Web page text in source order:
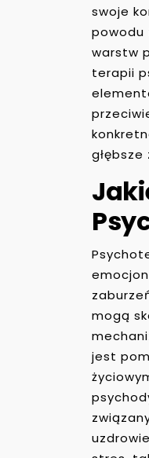
swoje
powodu
warstw
terapii
mogą
jest